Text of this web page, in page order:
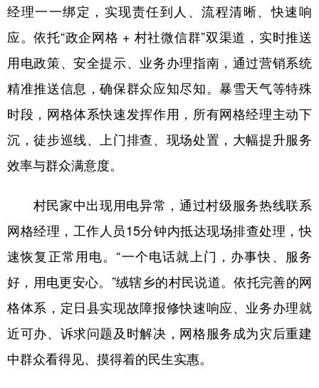
经理一一绑定，实现责任到人、流程清晰、快速响
应。依托“政企网格 + 村社微信群”双渠道，实时推送
用电政策、安全提示、业务办理指南，通过营销系统
精准推送信息，确保群众应知尽知。暴雪天气等特殊
时段，网格体系快速发挥作用，所有网格经理主动下
沉，徒步巡线、上门排查、现场处置，大幅提升服务
效率与群众满意度。
村民家中出现用电异常，通过村级服务热线联系
网格经理，工作人员15分钟内抵达现场排查处理，快
速恢复正常用电。“一个电话就上门，办事快、服务
好，用电更安心。”绒辖乡的村民说道。依托完善的网
格体系，定日县实现故障报修快速响应、业务办理就
近可办、诉求问题及时解决，网格服务成为灾后重建
中群众看得见、摸得着的民生实惠。